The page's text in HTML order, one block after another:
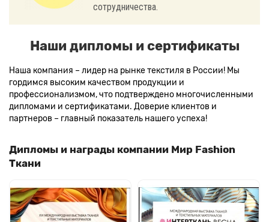
сотрудничества.
Наши дипломы и сертификаты
Наша компания – лидер на рынке текстиля в России! Мы
гордимся высоким качеством продукции и
профессионализмом, что подтверждено многочисленными
дипломами и сертификатами. Доверие клиентов и
партнеров – главный показатель нашего успеха!
Дипломы и награды компании Мир Fashion
Ткани